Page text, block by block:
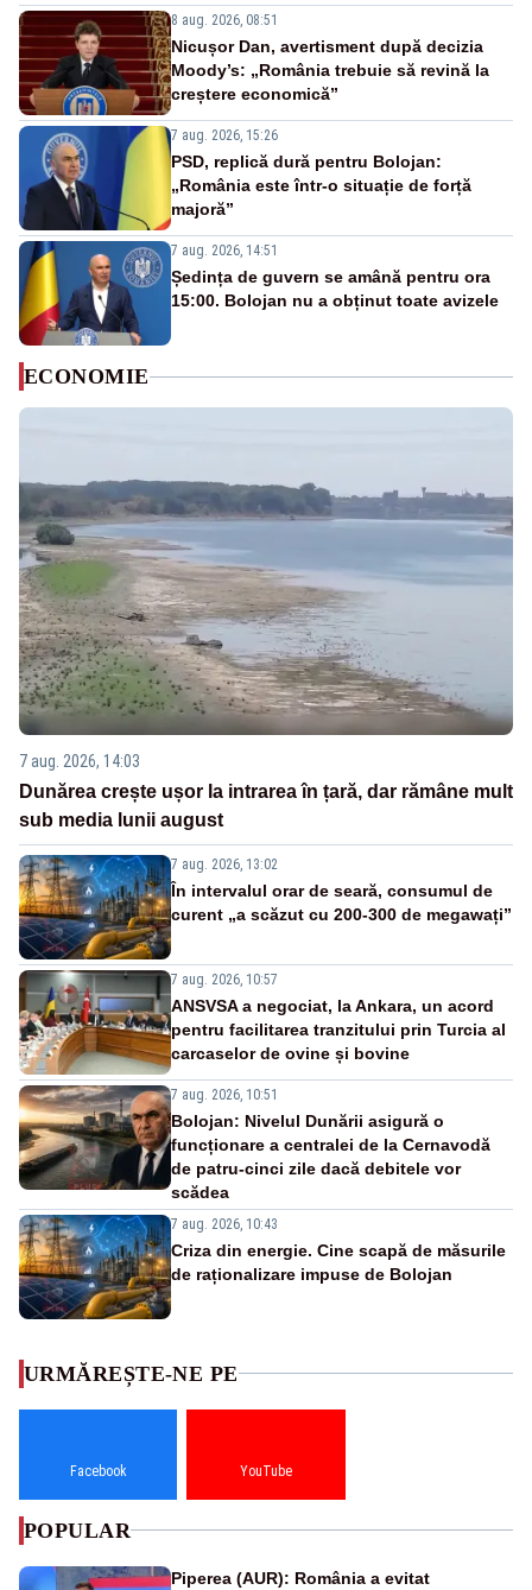
8 aug. 2026, 08:51
Nicușor Dan, avertisment după decizia
Moody’s: „România trebuie să revină la
creștere economică”
7 aug. 2026, 15:26
PSD, replică dură pentru Bolojan:
„România este într-o situație de forță
majoră”
7 aug. 2026, 14:51
Ședința de guvern se amână pentru ora
15:00. Bolojan nu a obținut toate avizele
ECONOMIE
7 aug. 2026, 14:03
Dunărea crește ușor la intrarea în țară, dar rămâne mult
sub media lunii august
7 aug. 2026, 13:02
În intervalul orar de seară, consumul de
curent „a scăzut cu 200-300 de megawați”
7 aug. 2026, 10:57
ANSVSA a negociat, la Ankara, un acord
pentru facilitarea tranzitului prin Turcia al
carcaselor de ovine și bovine
7 aug. 2026, 10:51
Bolojan: Nivelul Dunării asigură o
funcționare a centralei de la Cernavodă
de patru-cinci zile dacă debitele vor
scădea
7 aug. 2026, 10:43
Criza din energie. Cine scapă de măsurile
de raționalizare impuse de Bolojan
URMĂREȘTE-NE PE
Facebook YouTube
POPULAR
Piperea (AUR): România a evitat